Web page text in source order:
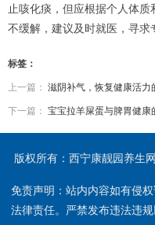
止咳化痰，但应根据个人体
不缓解，建议及时就医，寻求
标签：
上一篇： 滋阴补气，恢复健康活力
下一篇： 宝宝拉羊屎蛋与脾胃健康
版权所有：西宁康靓园养生
免责声明：站内内容如有侵
法律责任。严禁发布违法违